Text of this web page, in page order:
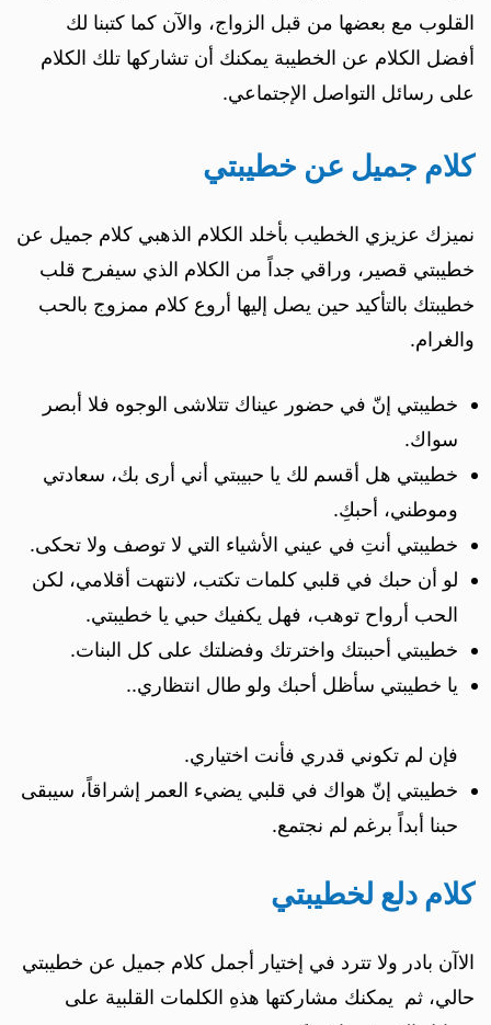
القلوب مع بعضها من قبل الزواج، والآن كما كتبنا لك
أفضل الكلام عن الخطيبة يمكنك أن تشاركها تلك الكلام
على رسائل التواصل الإجتماعي.
كلام جميل عن خطيبتي
نميزك عزيزي الخطيب بأخلد الكلام الذهبي كلام جميل عن
خطيبتي قصير، وراقي جداً من الكلام الذي سيفرح قلب
خطيبتك بالتأكيد حين يصل إليها أروع كلام ممزوج بالحب
والغرام.
خطيبتي إنّ في حضور عيناك تتلاشى الوجوه فلا أبصر
سواك.
خطيبتي هل أقسم لك يا حبيبتي أني أرى بك، سعادتي
وموطني، أحبكِ.
خطيبتي أنتِ في عيني الأشياء التي لا توصف ولا تحكى.
لو أن حبك في قلبي كلمات تكتب، لانتهت أقلامي، لكن
الحب أرواح توهب، فهل يكفيك حبي يا خطيبتي.
خطيبتي أحببتك واخترتك وفضلتك على كل البنات.
يا خطيبتي سأظل أحبك ولو طال انتظاري..
فإن لم تكوني قدري فأنت اختياري.
خطيبتي إنّ هواك في قلبي يضيء العمر إشراقاً، سيبقى
حبنا أبداً برغم لم نجتمع.
كلام دلع لخطيبتي
الاآن بادر ولا تترد في إختيار أجمل كلام جميل عن خطيبتي
حالي، ثم يمكنك مشاركتها هذهِ الكلمات القلبية على